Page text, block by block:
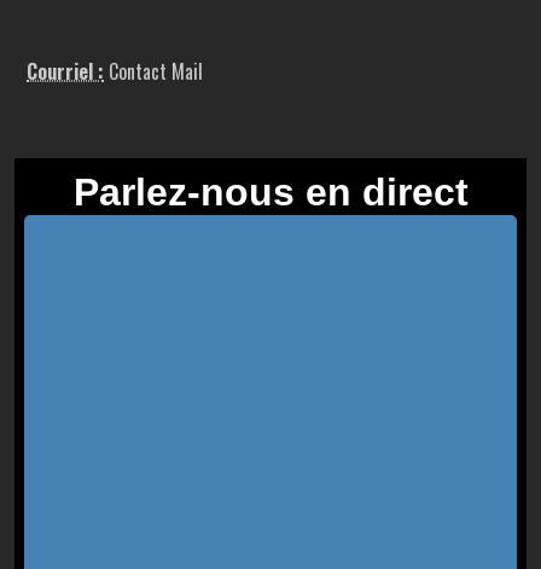
Courriel : Contact Mail